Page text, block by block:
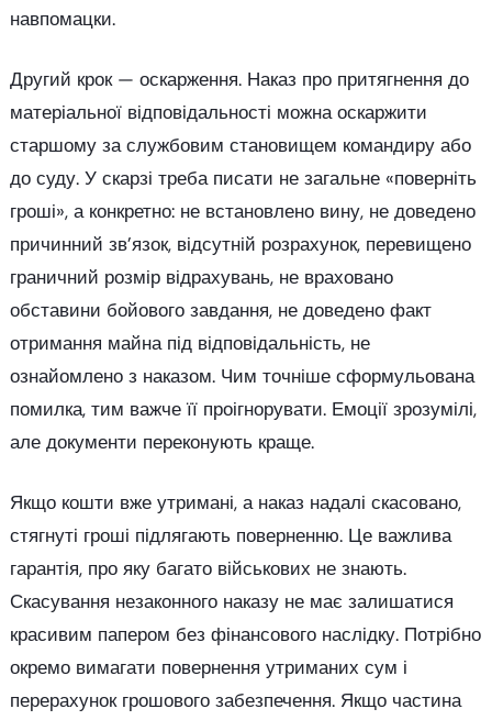
навпомацки.
Другий крок — оскарження. Наказ про притягнення до
матеріальної відповідальності можна оскаржити
старшому за службовим становищем командиру або
до суду. У скарзі треба писати не загальне «поверніть
гроші», а конкретно: не встановлено вину, не доведено
причинний зв’язок, відсутній розрахунок, перевищено
граничний розмір відрахувань, не враховано
обставини бойового завдання, не доведено факт
отримання майна під відповідальність, не
ознайомлено з наказом. Чим точніше сформульована
помилка, тим важче її проігнорувати. Емоції зрозумілі,
але документи переконують краще.
Якщо кошти вже утримані, а наказ надалі скасовано,
стягнуті гроші підлягають поверненню. Це важлива
гарантія, про яку багато військових не знають.
Скасування незаконного наказу не має залишатися
красивим папером без фінансового наслідку. Потрібно
окремо вимагати повернення утриманих сум і
перерахунок грошового забезпечення. Якщо частина